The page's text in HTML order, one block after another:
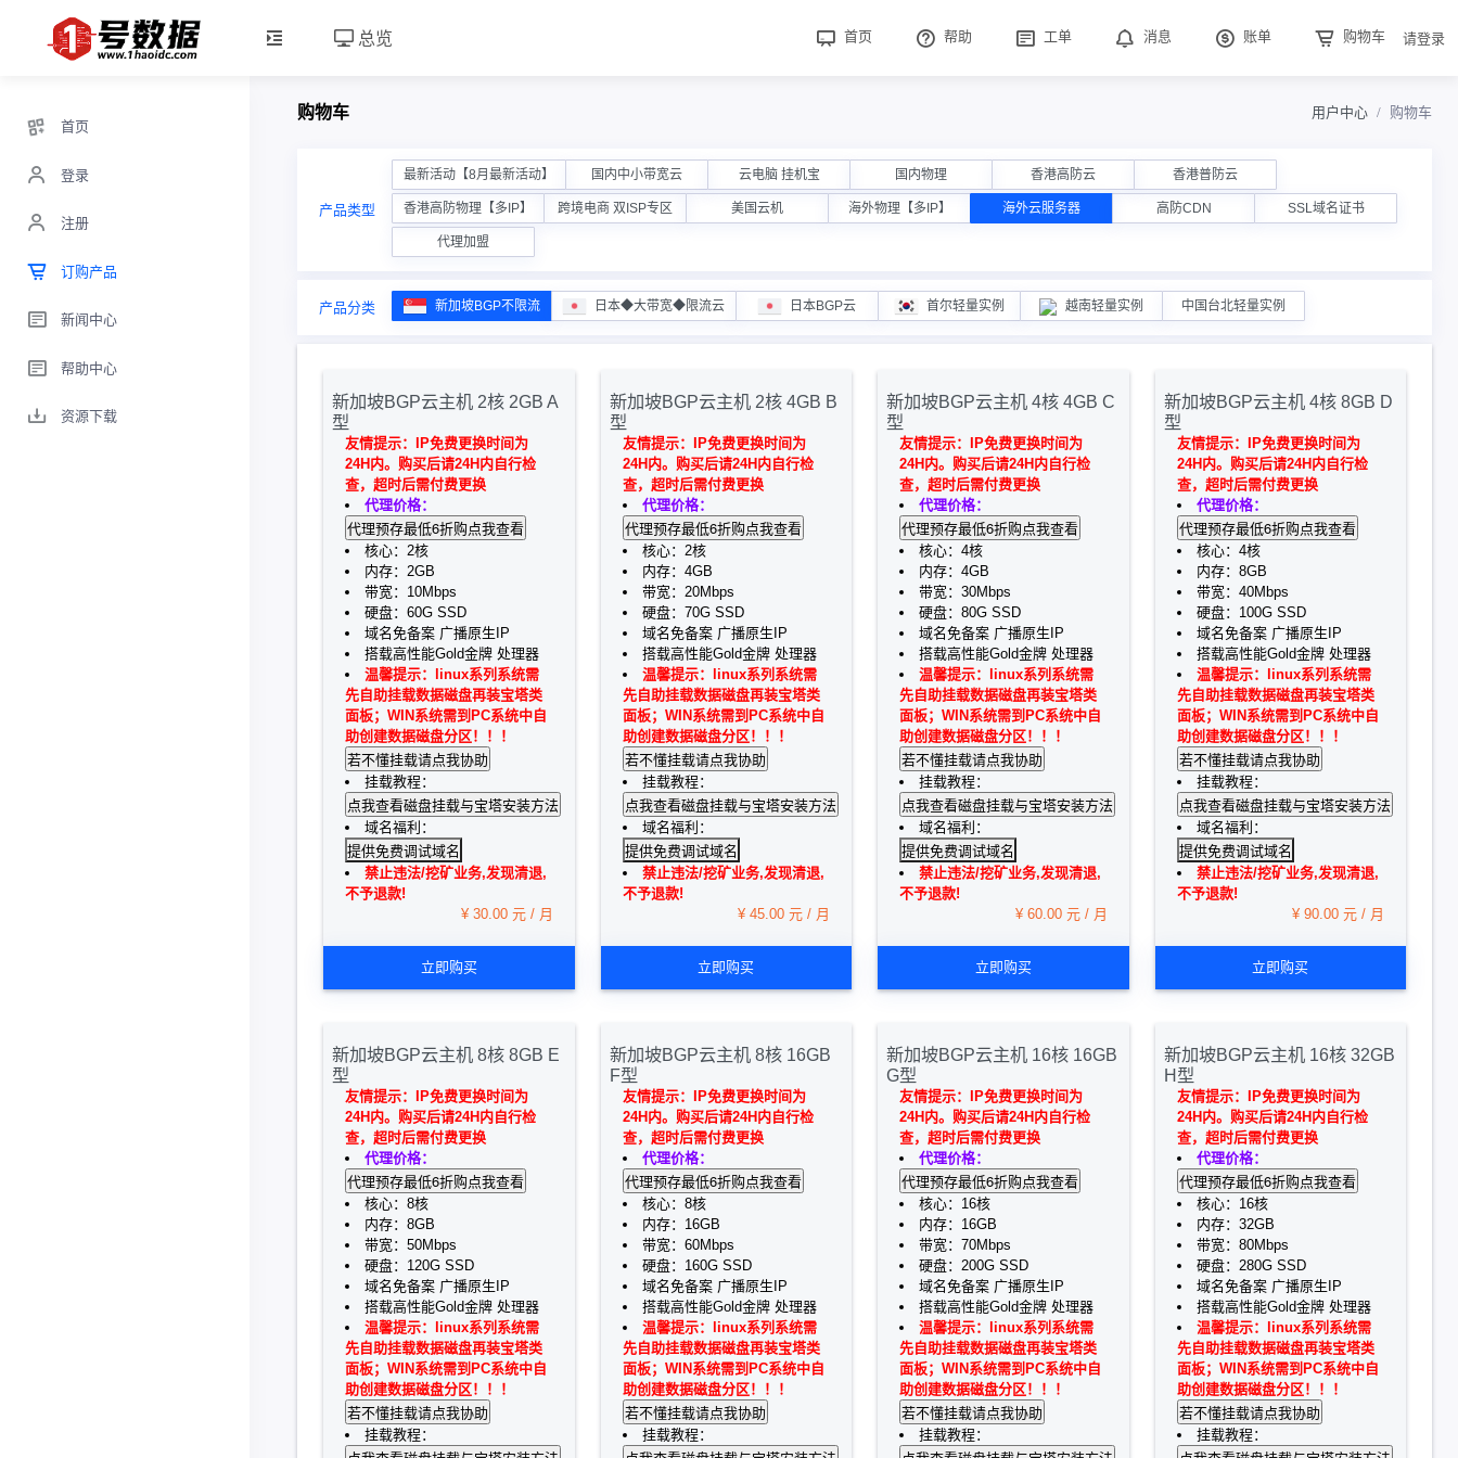
总览 首页 帮助 工单 消息 账单 购物车 请登录
首页
登录
注册
订购产品
新闻中心
帮助中心
资源下载
购物车 用户中心 购物车
产品类型
最新活动【8月最新活动】 国内中小带宽云 云电脑 挂机宝 国内物理 香港高防云 香港普防云
香港高防物理【多IP】 跨境电商 双ISP专区 美国云机 海外物理【多IP】 海外云服务器 高防CDN SSL域名证书
代理加盟
产品分类 新加坡BGP不限流 日本◆大带宽◆限流云 日本BGP云 首尔轻量实例 越南轻量实例 中国台北轻量实例
新加坡BGP云主机 2核 2GB A
型
友情提示：IP免费更换时间为
24H内。购买后请24H内自行检
查，超时后需付费更换
代理价格：
核心：2核
内存：2GB
带宽：10Mbps
硬盘：60G SSD
域名免备案 广播原生IP
搭载高性能Gold金牌 处理器
温馨提示：linux系列系统需
先自助挂载数据磁盘再装宝塔类
面板；WIN系统需到PC系统中自
助创建数据磁盘分区！！！
挂载教程：
域名福利：
提供免费调试域名
禁止违法/挖矿业务,发现清退,
不予退款!
¥ 30.00 元 / 月
立即购买
新加坡BGP云主机 2核 4GB B
型
友情提示：IP免费更换时间为
24H内。购买后请24H内自行检
查，超时后需付费更换
代理价格：
核心：2核
内存：4GB
带宽：20Mbps
硬盘：70G SSD
域名免备案 广播原生IP
搭载高性能Gold金牌 处理器
温馨提示：linux系列系统需
先自助挂载数据磁盘再装宝塔类
面板；WIN系统需到PC系统中自
助创建数据磁盘分区！！！
挂载教程：
域名福利：
提供免费调试域名
禁止违法/挖矿业务,发现清退,
不予退款!
¥ 45.00 元 / 月
立即购买
新加坡BGP云主机 4核 4GB C
型
友情提示：IP免费更换时间为
24H内。购买后请24H内自行检
查，超时后需付费更换
代理价格：
核心：4核
内存：4GB
带宽：30Mbps
硬盘：80G SSD
域名免备案 广播原生IP
搭载高性能Gold金牌 处理器
温馨提示：linux系列系统需
先自助挂载数据磁盘再装宝塔类
面板；WIN系统需到PC系统中自
助创建数据磁盘分区！！！
挂载教程：
域名福利：
提供免费调试域名
禁止违法/挖矿业务,发现清退,
不予退款!
¥ 60.00 元 / 月
立即购买
新加坡BGP云主机 4核 8GB D
型
友情提示：IP免费更换时间为
24H内。购买后请24H内自行检
查，超时后需付费更换
代理价格：
核心：4核
内存：8GB
带宽：40Mbps
硬盘：100G SSD
域名免备案 广播原生IP
搭载高性能Gold金牌 处理器
温馨提示：linux系列系统需
先自助挂载数据磁盘再装宝塔类
面板；WIN系统需到PC系统中自
助创建数据磁盘分区！！！
挂载教程：
域名福利：
提供免费调试域名
禁止违法/挖矿业务,发现清退,
不予退款!
¥ 90.00 元 / 月
立即购买
新加坡BGP云主机 8核 8GB E
型
友情提示：IP免费更换时间为
24H内。购买后请24H内自行检
查，超时后需付费更换
代理价格：
核心：8核
内存：8GB
带宽：50Mbps
硬盘：120G SSD
域名免备案 广播原生IP
搭载高性能Gold金牌 处理器
温馨提示：linux系列系统需
先自助挂载数据磁盘再装宝塔类
面板；WIN系统需到PC系统中自
助创建数据磁盘分区！！！
挂载教程：
新加坡BGP云主机 8核 16GB
F型
友情提示：IP免费更换时间为
24H内。购买后请24H内自行检
查，超时后需付费更换
代理价格：
核心：8核
内存：16GB
带宽：60Mbps
硬盘：160G SSD
域名免备案 广播原生IP
搭载高性能Gold金牌 处理器
温馨提示：linux系列系统需
先自助挂载数据磁盘再装宝塔类
面板；WIN系统需到PC系统中自
助创建数据磁盘分区！！！
挂载教程：
新加坡BGP云主机 16核 16GB
G型
友情提示：IP免费更换时间为
24H内。购买后请24H内自行检
查，超时后需付费更换
代理价格：
核心：16核
内存：16GB
带宽：70Mbps
硬盘：200G SSD
域名免备案 广播原生IP
搭载高性能Gold金牌 处理器
温馨提示：linux系列系统需
先自助挂载数据磁盘再装宝塔类
面板；WIN系统需到PC系统中自
助创建数据磁盘分区！！！
挂载教程：
新加坡BGP云主机 16核 32GB
H型
友情提示：IP免费更换时间为
24H内。购买后请24H内自行检
查，超时后需付费更换
代理价格：
核心：16核
内存：32GB
带宽：80Mbps
硬盘：280G SSD
域名免备案 广播原生IP
搭载高性能Gold金牌 处理器
温馨提示：linux系列系统需
先自助挂载数据磁盘再装宝塔类
面板；WIN系统需到PC系统中自
助创建数据磁盘分区！！！
挂载教程：